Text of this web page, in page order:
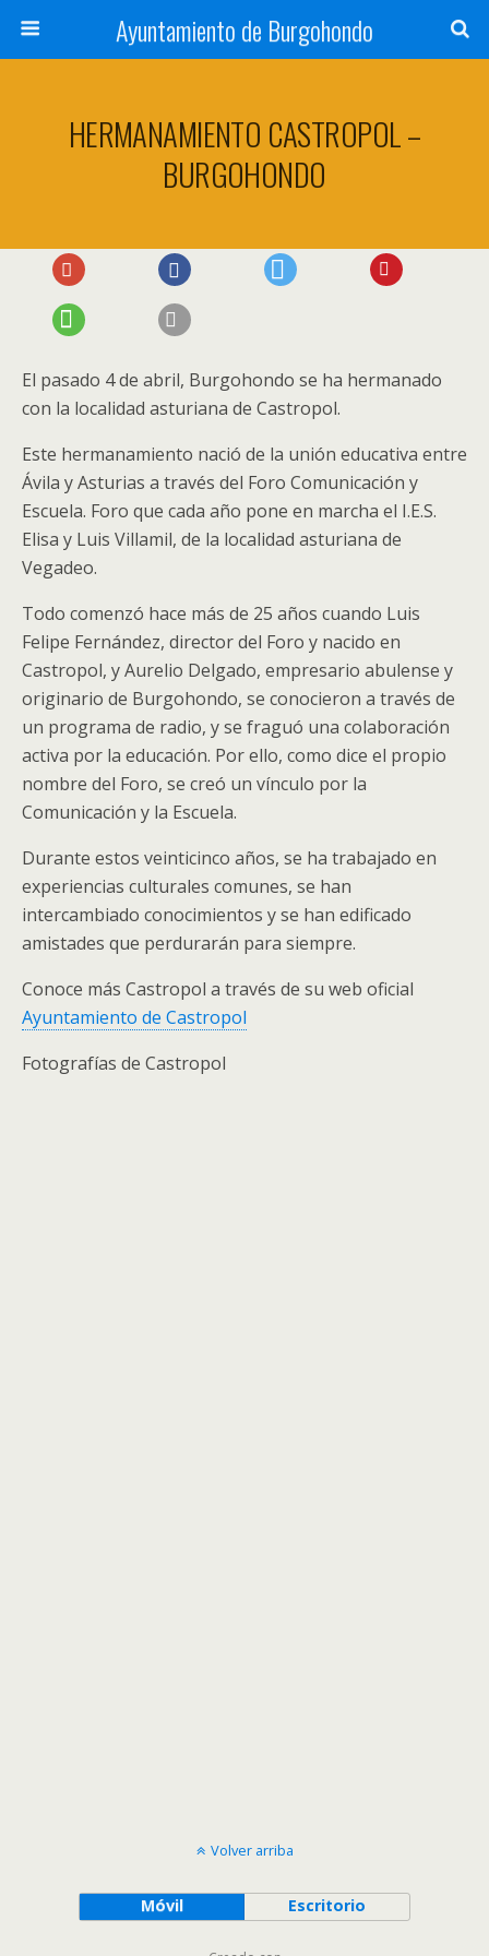
Ayuntamiento de Burgohondo
HERMANAMIENTO CASTROPOL –
BURGOHONDO
El pasado 4 de abril, Burgohondo se ha hermanado
con la localidad asturiana de Castropol.
Este hermanamiento nació de la unión educativa entre
Ávila y Asturias a través del Foro Comunicación y
Escuela. Foro que cada año pone en marcha el I.E.S.
Elisa y Luis Villamil, de la localidad asturiana de
Vegadeo.
Todo comenzó hace más de 25 años cuando Luis
Felipe Fernández, director del Foro y nacido en
Castropol, y Aurelio Delgado, empresario abulense y
originario de Burgohondo, se conocieron a través de
un programa de radio, y se fraguó una colaboración
activa por la educación. Por ello, como dice el propio
nombre del Foro, se creó un vínculo por la
Comunicación y la Escuela.
Durante estos veinticinco años, se ha trabajado en
experiencias culturales comunes, se han
intercambiado conocimientos y se han edificado
amistades que perdurarán para siempre.
Conoce más Castropol a través de su web oficial
Ayuntamiento de Castropol
Fotografías de Castropol
Volver arriba
Móvil Escritorio